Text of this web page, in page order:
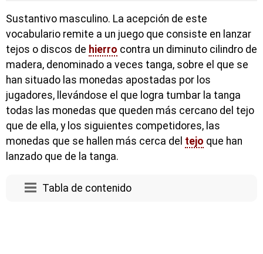
Sustantivo masculino. La acepción de este
vocabulario remite a un juego que consiste en lanzar
tejos o discos de hierro contra un diminuto cilindro de
madera, denominado a veces tanga, sobre el que se
han situado las monedas apostadas por los
jugadores, llevándose el que logra tumbar la tanga
todas las monedas que queden más cercano del tejo
que de ella, y los siguientes competidores, las
monedas que se hallen más cerca del tejo que han
lanzado que de la tanga.
Tabla de contenido